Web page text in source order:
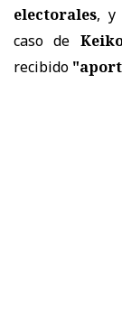
electorales, y
caso de
recibido